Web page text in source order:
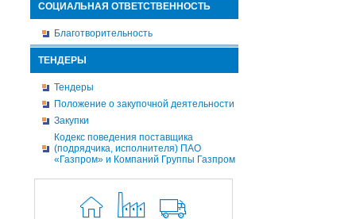
СОЦИАЛЬНАЯ ОТВЕТСТВЕННОСТЬ
Благотворительность
ТЕНДЕРЫ
Тендеры
Положение о закупочной деятельности
Закупки
Кодекс поведения поставщика
(подрядчика, исполнителя) ПАО
«Газпром» и Компаний Группы Газпром